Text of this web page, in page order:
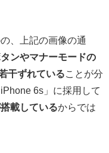
、上記の画像の通
ンやマナーモードの
干ずれていることが分
6s」に採用して
載しているからでは